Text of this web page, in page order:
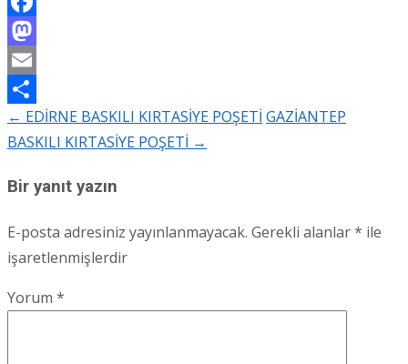
Facebook
Mastodon
Email
Share
Post
← EDİRNE BASKILI KIRTASİYE POŞETİ GAZİANTEP
BASKILI KIRTASİYE POŞETİ →
Bir yanıt yazın
E-posta adresiniz yayınlanmayacak. Gerekli alanlar* ile
işaretlenmişlerdir
Yorum *